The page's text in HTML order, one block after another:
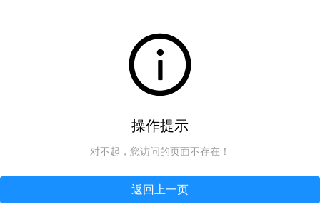
操作提示
对不起，您访问的页面不存在！
返回上一页